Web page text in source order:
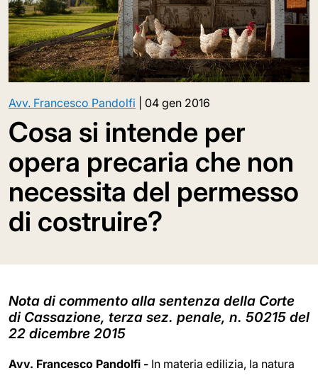
Avv. Francesco Pandolfi 04 gen 2016
Cosa si intende per
opera precaria che non
necessita del permesso
di costruire?
Nota di commento alla sentenza della Corte
di Cassazione, terza sez. penale, n. 50215 del
22 dicembre 2015
Avv. Francesco Pandolfi - In materia edilizia, la natura